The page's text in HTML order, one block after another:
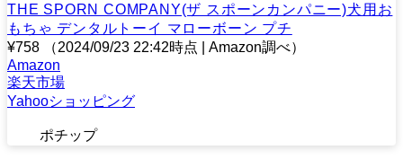
THE SPORN COMPANY(ザ スポーンカンパニー)犬用お
もちゃ デンタルトーイ マローボーン プチ
¥758
（2024/09/23 22:42時点 | Amazon調べ）
Amazon
楽天市場
Yahooショッピング
ポチップ